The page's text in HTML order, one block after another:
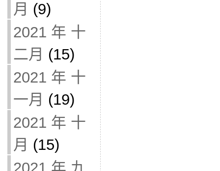
月 (9)
2021 年 十
二月 (15)
2021 年 十
一月 (19)
2021 年 十
月 (15)